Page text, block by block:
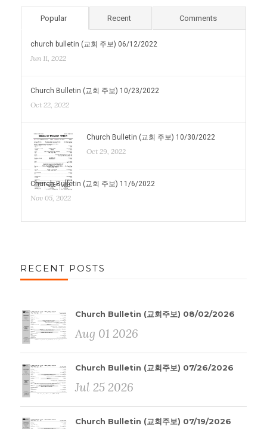
Popular Recent Comments
church bulletin (교회 주보) 06/12/2022
Jun 11, 2022
Church Bulletin (교회 주보) 10/23/2022
Oct 22, 2022
Church Bulletin (교회 주보) 10/30/2022
Oct 29, 2022
Church Bulletin (교회 주보) 11/6/2022
Nov 05, 2022
RECENT POSTS
Church Bulletin (교회주보) 08/02/2026
Aug 01 2026
Church Bulletin (교회주보) 07/26/2026
Jul 25 2026
Church Bulletin (교회주보) 07/19/2026